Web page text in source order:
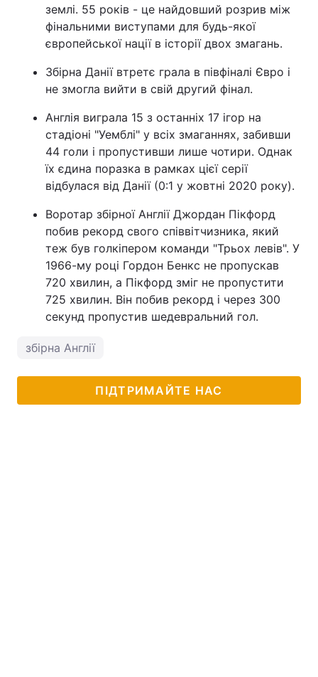
землі. 55 років - це найдовший розрив між
фінальними виступами для будь-якої
європейської нації в історії двох змагань.
Збірна Данії втретє грала в півфіналі Євро і
не змогла вийти в свій другий фінал.
Англія виграла 15 з останніх 17 ігор на
стадіоні "Уемблі" у всіх змаганнях, забивши
44 голи і пропустивши лише чотири. Однак
їх єдина поразка в рамках цієї серії
відбулася від Данії (0:1 у жовтні 2020 року).
Воротар збірної Англії Джордан Пікфорд
побив рекорд свого співвітчизника, який
теж був голкіпером команди "Трьох левів". У
1966-му році Гордон Бенкс не пропускав
720 хвилин, а Пікфорд зміг не пропустити
725 хвилин. Він побив рекорд і через 300
секунд пропустив шедевральний гол.
збірна Англії
ПІДТРИМАЙТЕ НАС